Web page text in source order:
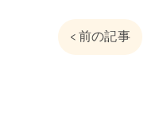
< 前の記事